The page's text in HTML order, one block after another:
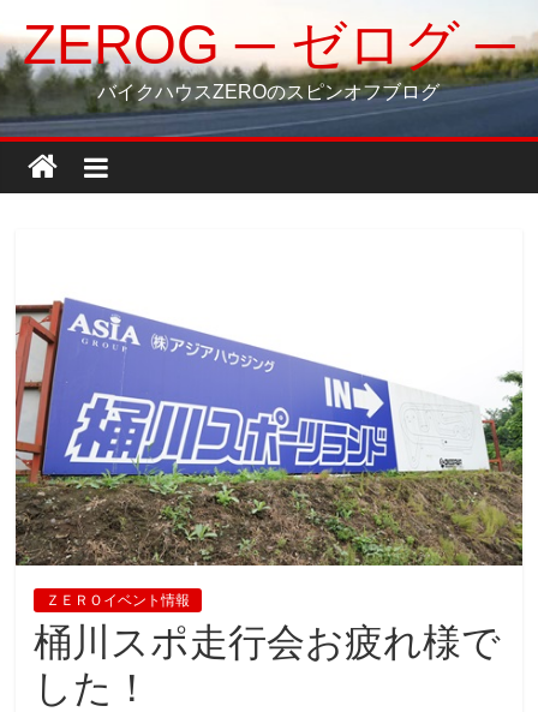
ン
テ
ツ
ス
ZEROG ─ ゼログ ─
バイクハウスZEROのスピンオフブログ
ＺＥＲＯイベント情報
桶川スポ走行会お疲れ様で
した！